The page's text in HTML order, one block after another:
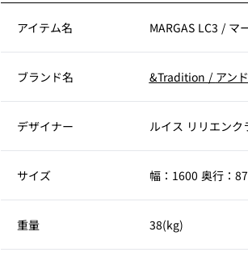
アイテム名 MARGAS LC3 / マ
ブランド名 &Tradition / アン
デザイナー ルイス リリエンク
サイズ 幅：1600 奥行：
重量 38(kg)